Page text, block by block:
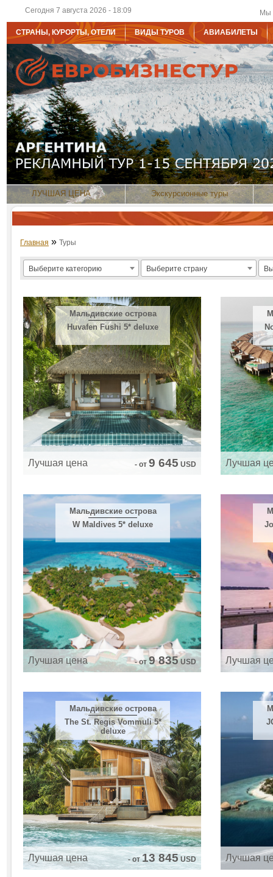
Сегодня 7 августа 2026 - 18:09 Мы
СТРАНЫ, КУРОРТЫ, ОТЕЛИ ВИДЫ ТУРОВ АВИАБИЛЕТЫ
ЛУЧШАЯ ЦЕНА Экскурсионные туры
Главная » Туры
Выберите категорию Выберите страну
Мальдивские острова
Huvafen Fushi 5* deluxe
Лучшая цена - от 9 645 USD Лучшая
Мальдивские острова
W Maldives 5* deluxe
Лучшая цена - от 9 835USD Лучшая
Мальдивские острова
The St. Regis Vommuli 5*
deluxe
Лучшая цена - от13 845USD Лучшая